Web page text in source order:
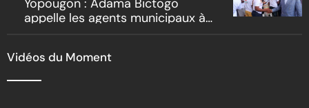
Yopougon : Adama Bictogo
appelle les agents municipaux à
Vidéos du Moment